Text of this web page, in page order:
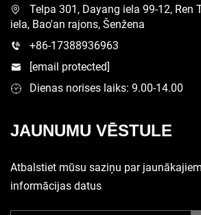
Telpa 301, Dayang iela 99-12, Ren
iela, Bao'an rajons, Šenžena
+86-17388936963
[email protected]
Dienas norises laiks: 9.00-14.00
JAUNUMU VĒSTULE
Atbalstiet mūsu saziņu par
informācijas datus